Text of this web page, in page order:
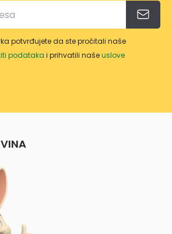
potvrđujete da ste pročitali naše
podataka i prihvatili našeuslove